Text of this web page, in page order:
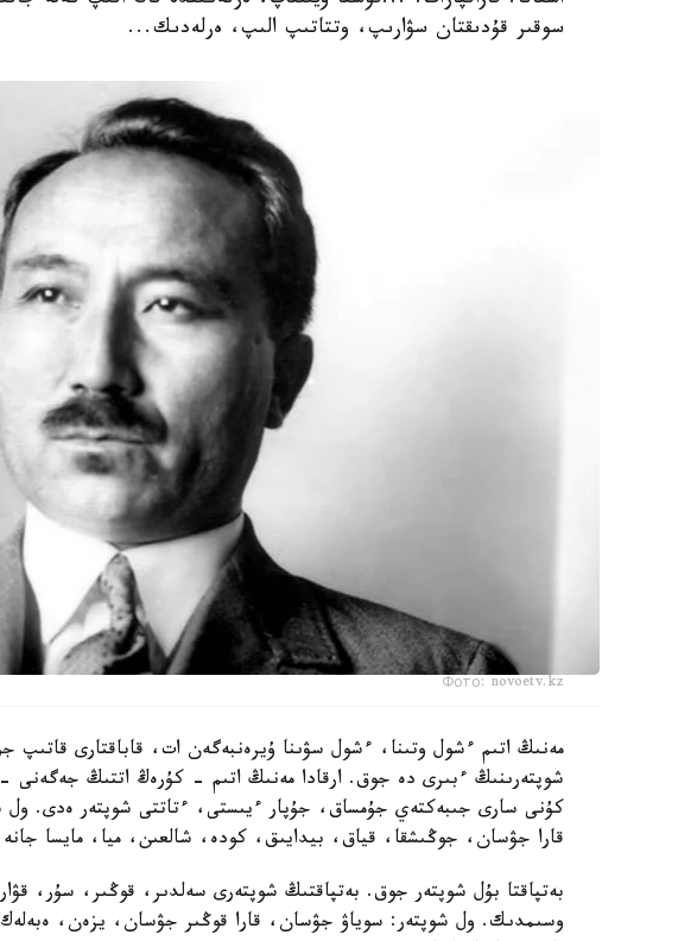
سوقىر قۇدىقتان سۋارىپ، وتتاتىپ الىپ، ەرلەدىك...
Фото: novoetv.kz
مەنىڭ اتىم ءشول وتىنا، ءشول سۋىنا ۇيرەنبەگەن ات، قاباقتارى قاتىپ
شوپتەرىنىڭ ءبىرى دە جوق. ارقادا مەنىڭ اتىم - كۇرەڭ اتتىڭ
كۇنى سارى جىبەكتەي جۇمساق، جۇپار ءيىستى، ءتاتتى شوپتەر ەدى. ول
قارا جۋسان، جوڭىشقا، قياق، بيدايىق، كودە، شالعىن، ميا، مايسا
بەتپاقتا بۇل شوپتەر جوق. بەتپاقتىڭ شوپتەرى سەلدىر، قوڭىر، سۇر،
وسىمدىك. ول شوپتەر: سوياۋ جۋسان، قارا قوڭىر جۋسان، يزەن،